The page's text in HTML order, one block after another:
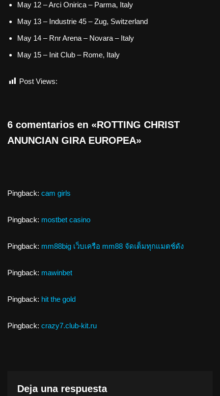
May 12 – Arci Onirica – Parma, Italy
May 13 – Industrie 45 – Zug, Switzerland
May 14 – Rnr Arena – Novara – Italy
May 15 – Init Club – Rome, Italy
Post Views:
6 comentarios en «ROTTING CHRIST
ANUNCIAN GIRA EUROPEA»
Pingback: cam girls
Pingback: mostbet casino
Pingback: mm88big เว็บเครือ mm88 จัดเต็มทุกแมตช์ดัง
Pingback: mawinbet
Pingback: hit the gold
Pingback: crazy7.club-kit.ru
Deja una respuesta